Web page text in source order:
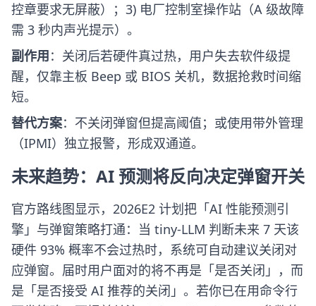
控章要求无屏蔽）；3) 电厂控制室操作站（A 级故障
需 3 秒内声光提示）。
副作用：关闭后若硬件真过热，用户失去软件级提
醒，仅靠主板 Beep 或 BIOS 关机，数据抢救时间缩
短。
替代方案：不关闭弹窗但提高阈值；或使用带外管理
（IPMI）独立报警，形成双通道。
未来趋势：AI 预测将反向决定弹窗开关
官方路线图显示，2026E2 计划把「AI 性能预测引
擎」与弹窗策略打通：当 tiny-LLM 判断未来 7 天该
硬件 93% 概率不会过热时，系统可自动建议关闭对
应弹窗。届时用户面对的将不再是「是否关闭」，而
是「是否接受 AI 推荐的关闭」。若你已在用命令行